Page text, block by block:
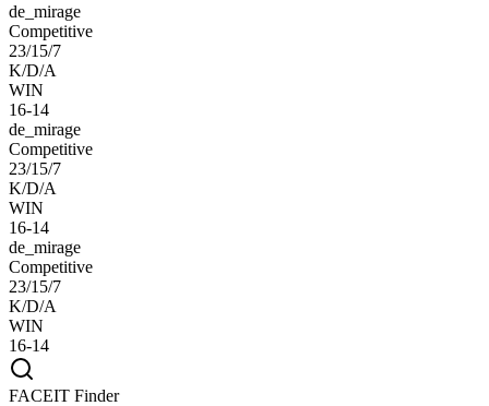
de_mirage
Competitive
23/15/7
K/D/A
WIN
16-14
de_mirage
Competitive
23/15/7
K/D/A
WIN
16-14
de_mirage
Competitive
23/15/7
K/D/A
WIN
16-14
FACEIT Finder